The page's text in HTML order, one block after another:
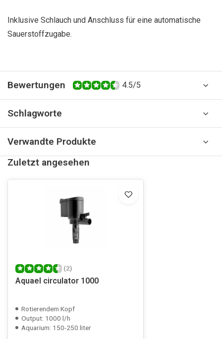
Inklusive Schlauch und Anschluss für eine automatische
Sauerstoffzugabe.
Bewertungen 4.5/5
Schlagworte
Verwandte Produkte
Zuletzt angesehen
(2)
Aquael circulator 1000
Rotierendem Kopf
Output: 1000 l/h
Aquarium: 150-250 liter